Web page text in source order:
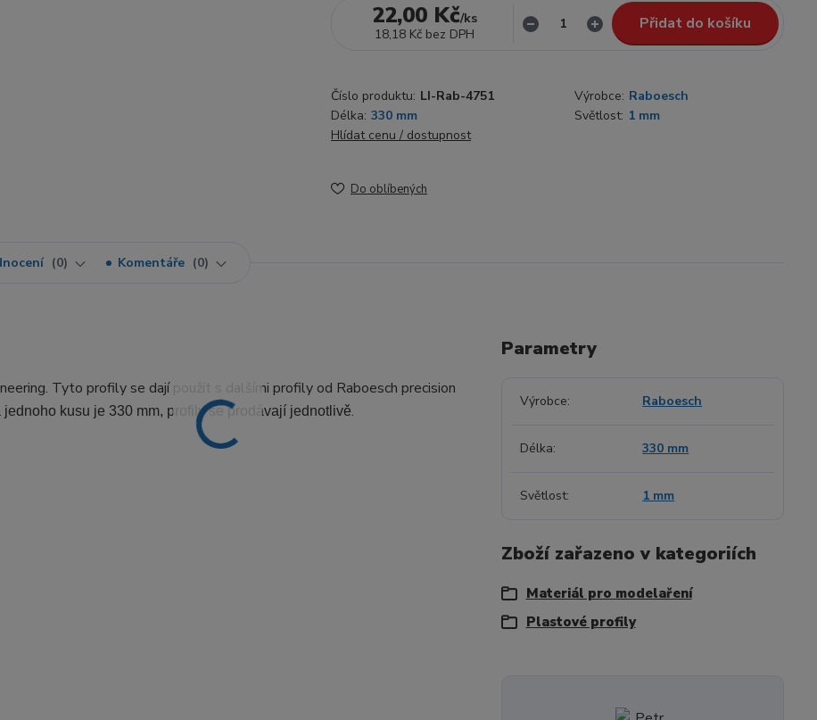
22,00 Kč/ks
18,18 Kč bez DPH
Přidat do košíku
Číslo produktu: LI-Rab-4751 Výrobce: Raboesch
Délka: 330 mm Světlost: 1 mm
Hlídat cenu / dostupnost
Do oblíbených
0 Komentáře 0
Tyto profily se dají použít s dalšími profily od Raboesch precision
jednoho kusu je 330 mm, profily se prodávají jednotlivě.
Parametry
Výrobce Raboesch
Délka 330 mm
Světlost 1 mm
Zboží zařazeno v kategoriích
Materiál pro modelaření
Plastové profily